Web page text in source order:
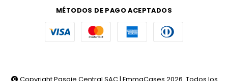
MÉTODOS DE PAGO ACEPTADOS
Copyright Pasaje Central SAC | EmmaCases 2026. Todos los